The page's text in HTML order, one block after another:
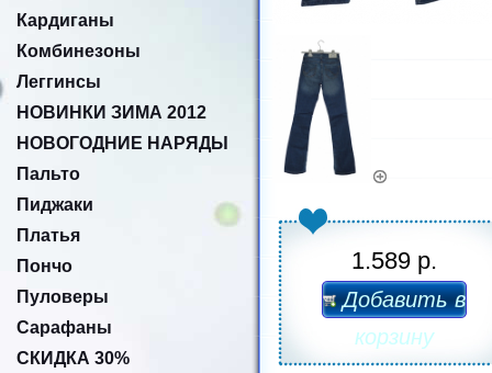
Кардиганы
Комбинезоны
Леггинсы
НОВИНКИ ЗИМА 2012
НОВОГОДНИЕ НАРЯДЫ
Пальто
Пиджаки
Платья
Пончо
Пуловеры
Сарафаны
СКИДКА 30%
1.589 р.
Добавить в
корзину